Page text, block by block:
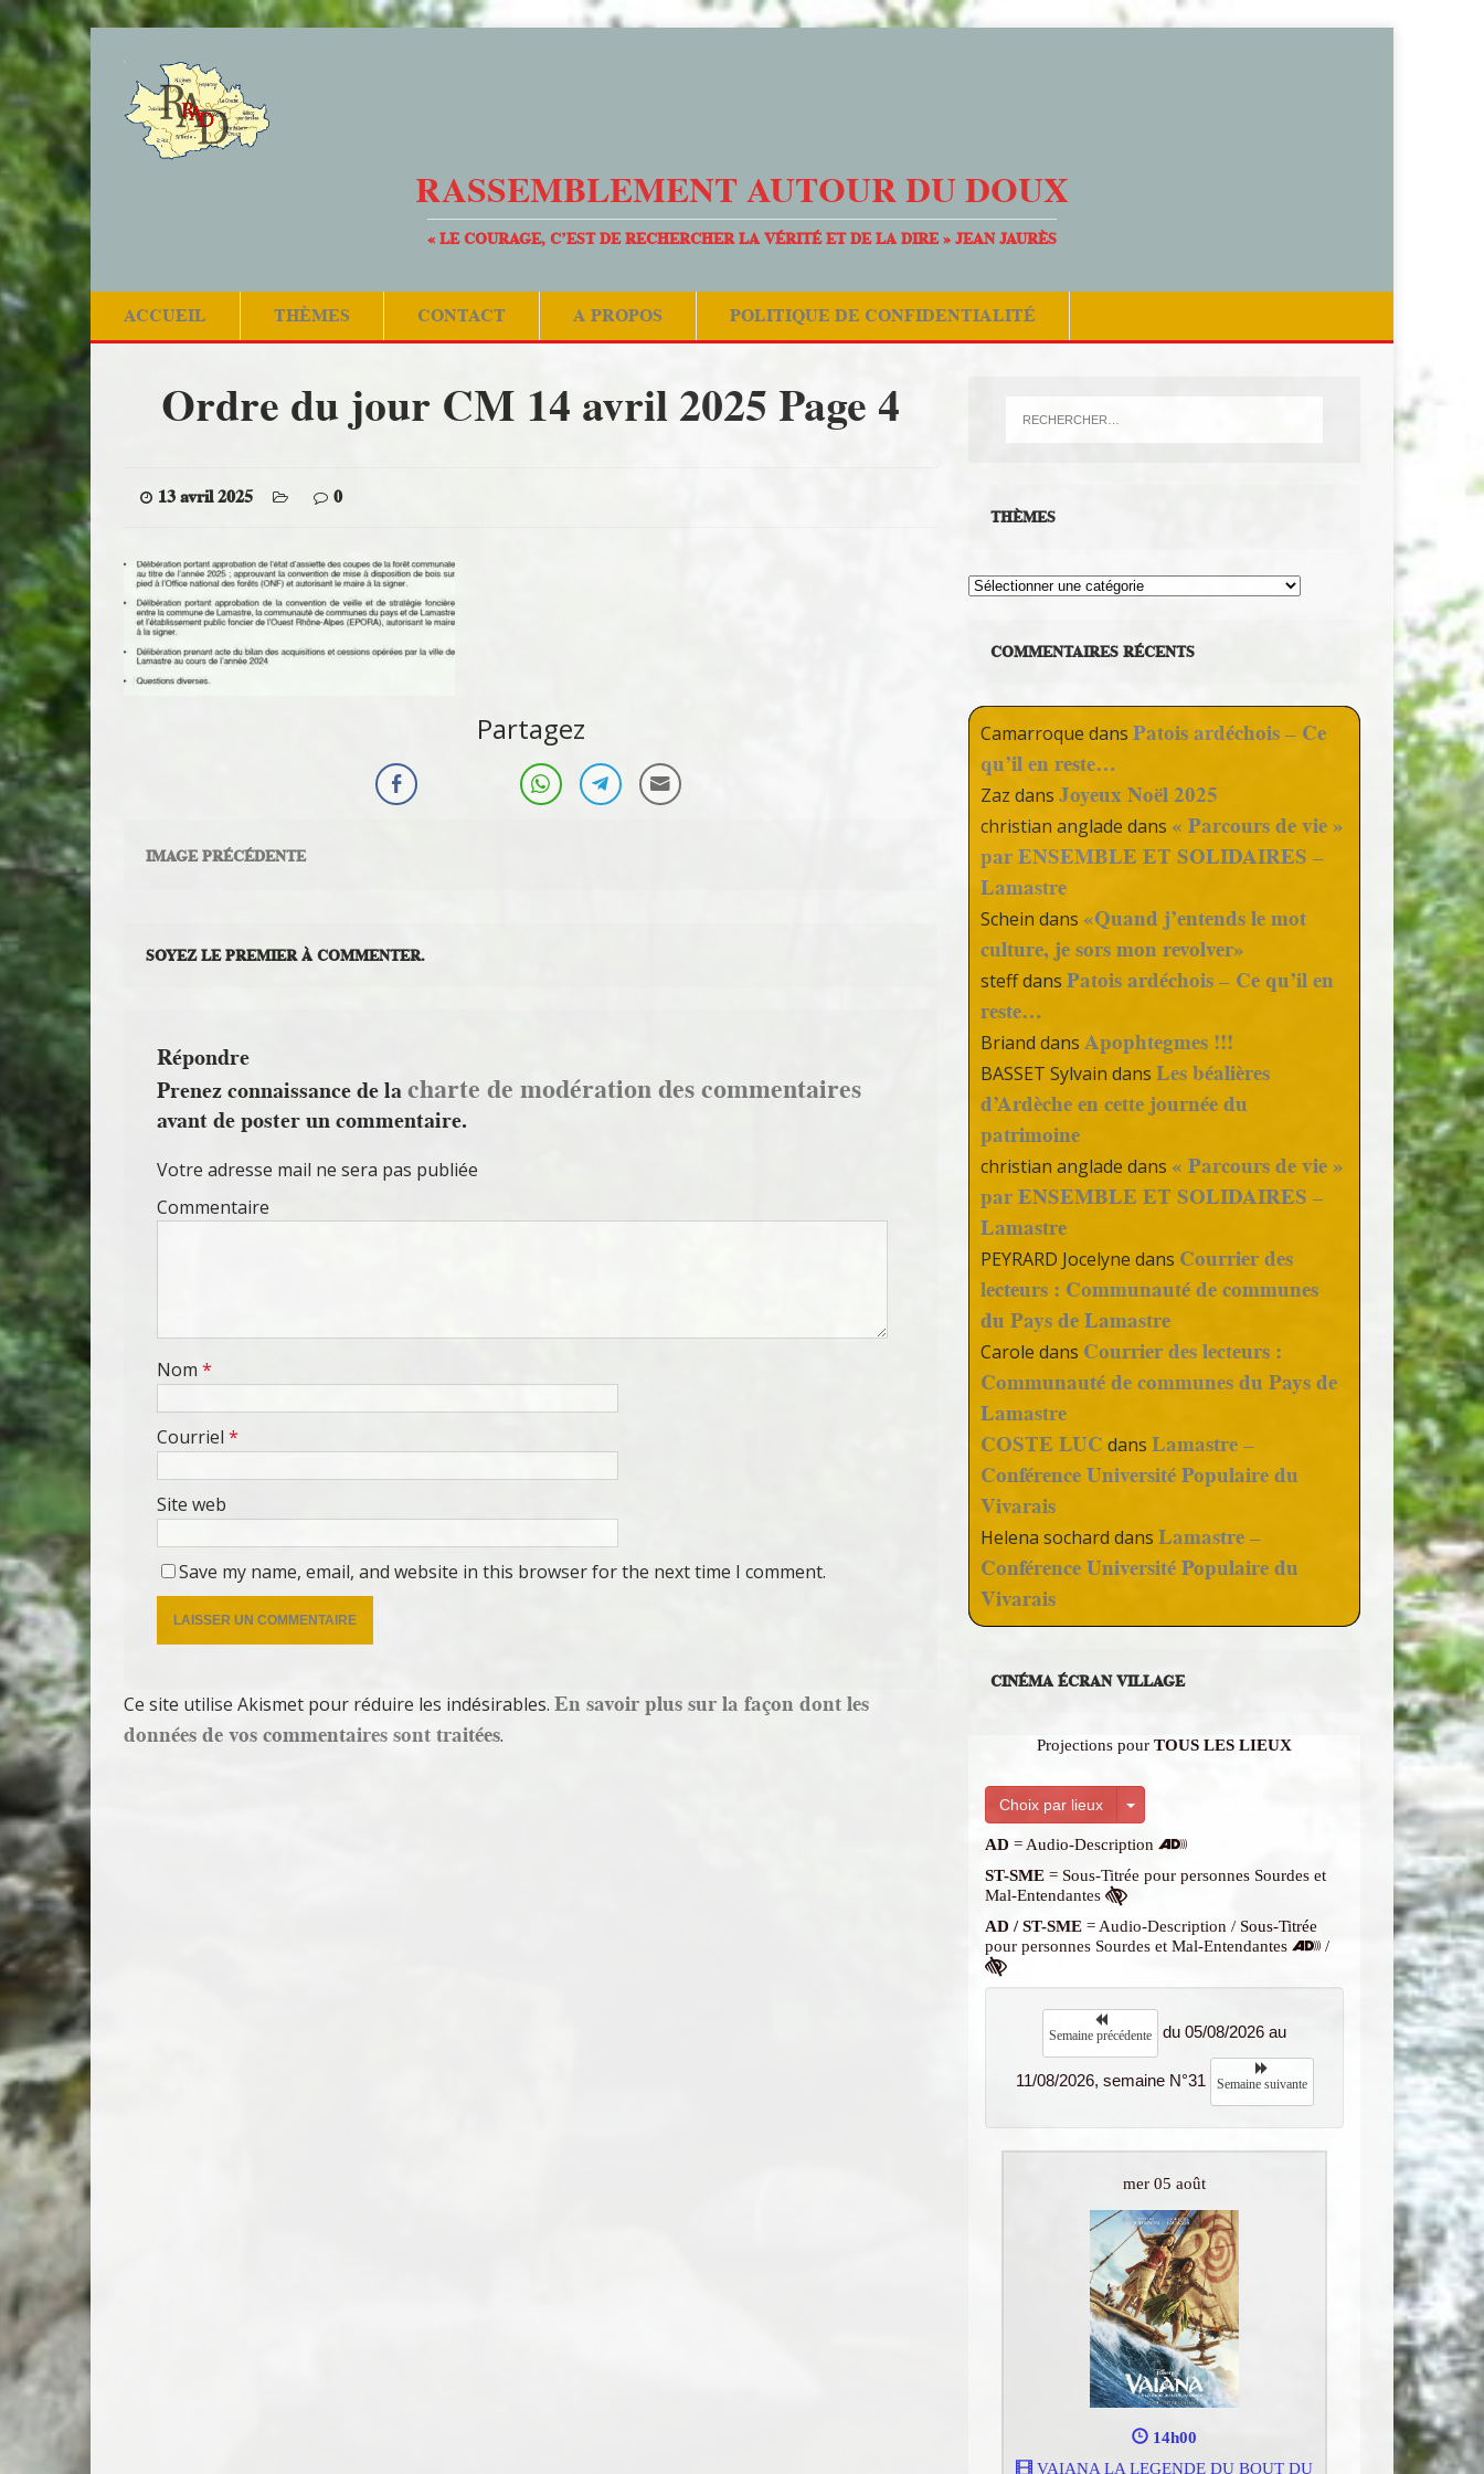
RASSEMBLEMENT AUTOUR DU DOUX
« LE COURAGE, C’EST DE RECHERCHER LA VÉRITÉ ET DE LA DIRE » JEAN JAURÈS
ACCUEIL THÈMES CONTACT A PROPOS POLITIQUE DE CONFIDENTIALITÉ
Ordre du jour CM 14 avril 2025 Page 4
13 avril 2025 0
Partagez
IMAGE PRÉCÉDENTE
SOYEZ LE PREMIER À COMMENTER.
Répondre
Prenez connaissance de lacharte de modération des commentaires
avant de poster un commentaire.
Votre adresse mail ne sera pas publiée
Commentaire
Nom *
Courriel *
Site web
Save my name, email, and website in this browser for the next time I comment.
Ce site utilise Akismet pour réduire les indésirables. En savoir plus sur la façon dont les
données de vos commentaires sont traitées.
THÈMES
Thèmes
COMMENTAIRES RÉCENTS
Camarroque dansPatois ardéchois – Ce
qu’il en reste…
Zaz dansJoyeux Noël 2025
christian anglade dans « Parcours de vie »
par ENSEMBLE ET SOLIDAIRES –
Lamastre
Schein dans «Quand j’entends le mot
culture, je sors mon revolver»
steffdansPatois ardéchois – Ce qu’il en
reste…
Briand dansApophtegmes !!!
BASSET Sylvain dansLes béalières
d’Ardèche en cette journée du
patrimoine
christian anglade dans « Parcours de vie »
par ENSEMBLE ET SOLIDAIRES –
Lamastre
PEYRARD Jocelyne dans Courrier des
lecteurs : Communauté de communes
du Pays de Lamastre
Carole dans Courrier des lecteurs :
Communauté de communes du Pays de
Lamastre
COSTE LUC dansLamastre –
Conférence Université Populaire du
Vivarais
Helena sochard dansLamastre –
Conférence Université Populaire du
Vivarais
CINÉMA ÉCRAN VILLAGE